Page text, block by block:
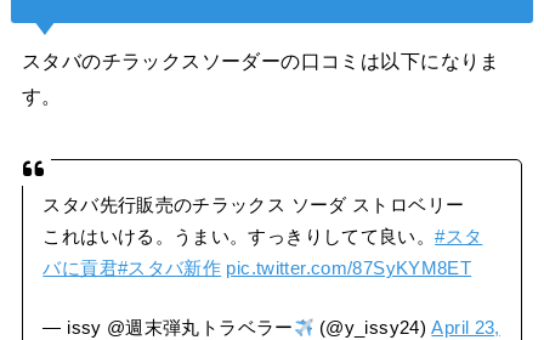
スタバのチラックスソーダーの口コミは以下になりま
す。
スタバ先行販売のチラックス ソーダ ストロベリー
これはいける。うまい。すっきりしてて良い。#スタ
バに貢君#スタバ新作 pic.twitter.com/87SyKYM8ET
— issy @週末弾丸トラベラー (@y_issy24)April 23,